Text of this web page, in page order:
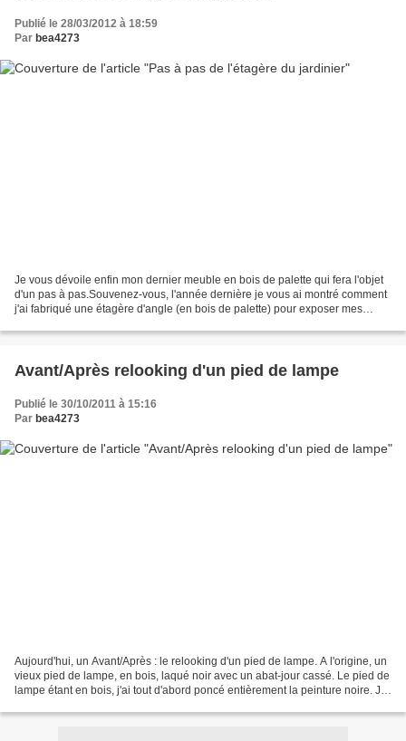
Publié le 28/03/2012 à 18:59
Par bea4273
Je vous dévoile enfin mon dernier meuble en bois de palette qui fera l'objet
d'un pas à pas.Souvenez-vous, l'année dernière je vous ai montré comment
j'ai fabriqué une étagère d'angle (en bois de palette) pour exposer mes
Avant/Après relooking d'un pied de lampe
Publié le 30/10/2011 à 15:16
Par bea4273
Aujourd'hui, un Avant/Après : le relooking d'un pied de lampe. A l'origine, un
vieux pied de lampe, en bois, laqué noir avec un abat-jour cassé. Le pied de
lampe étant en bois, j'ai tout d'abord poncé entièrement la peinture noire. Je